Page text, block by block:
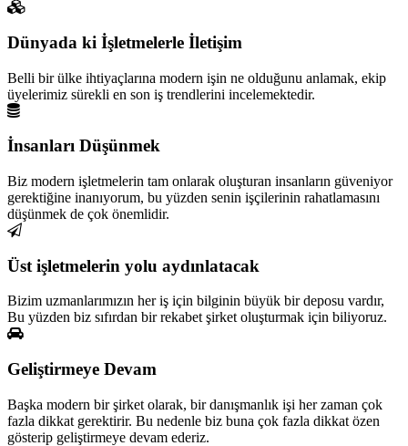
Dünyada ki İşletmelerle İletişim
Belli bir ülke ihtiyaçlarına modern işin ne olduğunu anlamak, ekip
üyelerimiz sürekli en son iş trendlerini incelemektedir.
İnsanları Düşünmek
Biz modern işletmelerin tam onlarak oluşturan insanların güveniyor
gerektiğine inanıyorum, bu yüzden senin işçilerinin rahatlamasını
düşünmek de çok önemlidir.
Üst işletmelerin yolu aydınlatacak
Bizim uzmanlarımızın her iş için bilginin büyük bir deposu vardır,
Bu yüzden biz sıfırdan bir rekabet şirket oluşturmak için biliyoruz.
Geliştirmeye Devam
Başka modern bir şirket olarak, bir danışmanlık işi her zaman çok
fazla dikkat gerektirir. Bu nedenle biz buna çok fazla dikkat özen
gösterip geliştirmeye devam ederiz.